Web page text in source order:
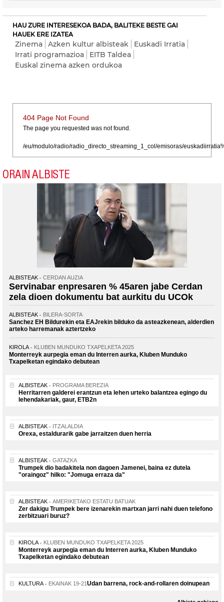
HAU ZURE INTERESEKOA BADA, BALITEKE BESTE GAI
HAUEK ERE IZATEA
Zinema Azken kultur albisteak
Euskadi Irratia
Irrati programazioa
EITB Taldea
Euskal zinema azken ordukoa
404 Page Not Found
The page you requested was not found.
/eu/modulo/radio/radio_directo_streaming_1_col/emisoras/
ORAIN ALBISTE
ALBISTEAK CERDAN AUZIA
Servinabar enpresaren % 45aren jabe Cerdan
zela dioen dokumentu bat aurkitu du UCOk
ALBISTEAK BILERA-SORTA
Sanchez EH Bildurekin eta EAJrekin bilduko da asteazkenean, alderdien
arteko harremanak aztertzeko
KIROLA KLUBEN MUNDUKO TXAPELKETA 2025
Monterreyk aurpegia eman du Interren aurka, Kluben Munduko
Txapelketan egindako debutean
ALBISTEAK PROGRAMA BEREZIA
Herritarren galderei erantzun eta lehen urteko balantzea egingo du
lehendakariak, gaur, ETB2n
ALBISTEAK ITZALALDIA
Orexa, estaldurarik gabe jarraitzen duen herria
ALBISTEAK GATAZKA
Trumpek dio badakitela non dagoen Jamenei, baina ez dutela
"oraingoz" hilko: "Jomuga erraza da"
ALBISTEAK AMERIKETAKO ESTATU BATUAK
Zer dakigu Trumpek bere izenarekin martxan jarri nahi duen telefono
zerbitzuari buruz?
KIROLA KLUBEN MUNDUKO TXAPELKETA 2025
Monterreyk aurpegia eman du Interren aurka, Kluben Munduko
Txapelketan egindako debutean
KULTURA EKAINAK 19-21Udan barrena, rock-and-rollaren doinupean